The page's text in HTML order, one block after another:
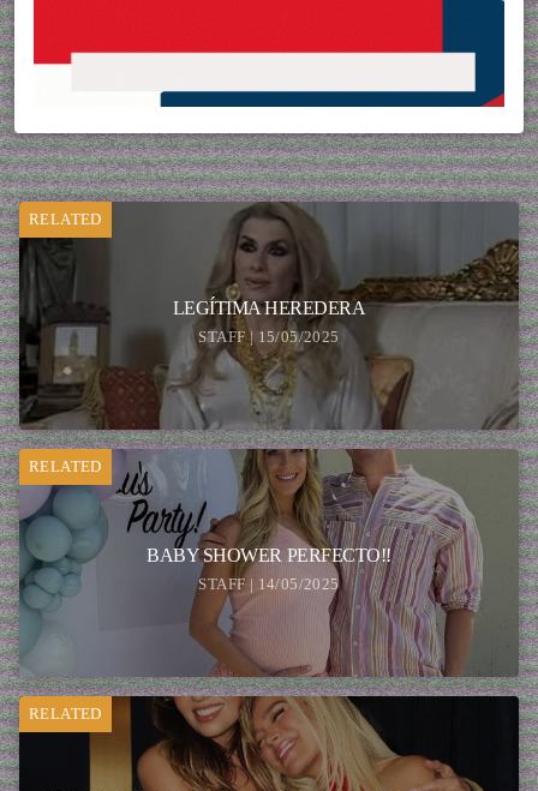
RELATED
LEGÍTIMA HEREDERA
STAFF | 15/05/2025
RELATED
BABY SHOWER PERFECTO!!
STAFF | 14/05/2025
RELATED